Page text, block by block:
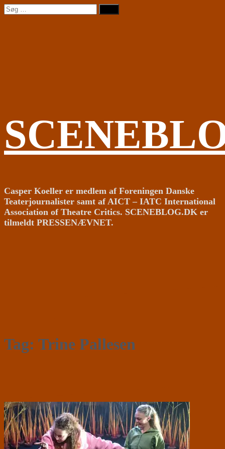
Videre
til
Søg
efter:
Casper Koeller er medlem af Foreningen Danske
Teaterjournalister samt af AICT – IATC International
Association of Theatre Critics. SCENEBLOG.DK er
tilmeldt PRESSENÆVNET.
Tag: Trine Pallesen